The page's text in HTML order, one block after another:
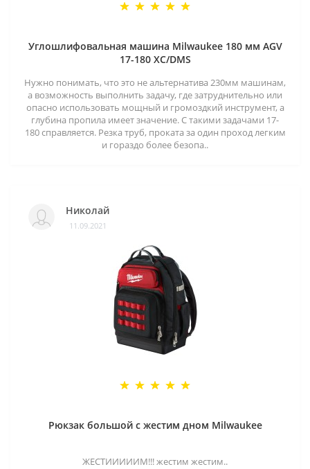
Углошлифовальная машина Milwaukee 180 мм AGV
17-180 XC/DMS
Нужно понимать, что это не альтернатива 230мм машинам,
а возможность выполнить задачу, где затруднительно или
опасно использовать мощный и громоздкий инструмент, а
глубина пропила имеет значение. С такими задачами 17-
180 справляется. Резка труб, проката за один проход легким
и гораздо более безопа..
Николай
11.09.2021
Рюкзак большой с жестим дном Milwaukee
ЖЕСТИИИИИМ!!! жестим жестим..